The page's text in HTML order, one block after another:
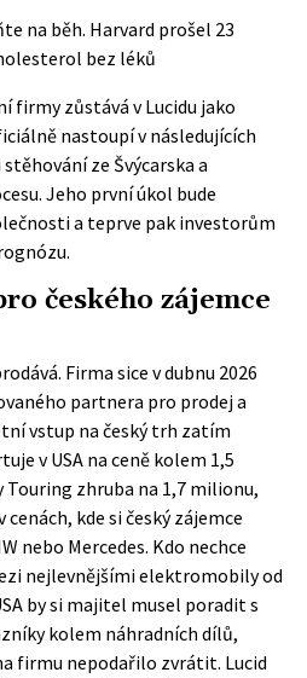
na běh. Harvard prošel 23
bez léků
firmy zůstává v Lucidu jako
nastoupí v následujících
ze Švýcarska a
Jeho první úkol bude
a teprve pak investorům
českého zájemce
Firma sice v dubnu 2026
partnera pro prodej a
vstup na český trh zatím
v USA na ceně kolem 1,5
Touring zhruba na 1,7 milionu,
kde si český zájemce
nebo Mercedes. Kdo nechce
nejlevnějšími elektromobily od
by si majitel musel poradit s
kolem náhradních dílů,
firmu nepodařilo zvrátit. Lucid